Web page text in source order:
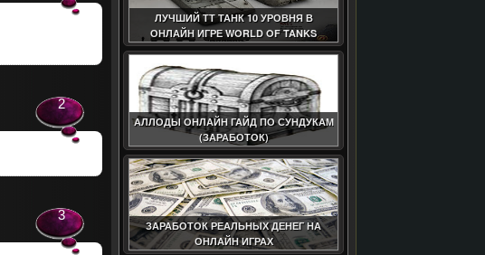
2
3
ЛУЧШИЙ ТТ ТАНК 10 УРОВНЯ В
ОНЛАЙН ИГРЕ WORLD OF TANKS
АЛЛОДЫ ОНЛАЙН ГАЙД ПО СУНДУКАМ
(ЗАРАБОТОК)
ЗАРАБОТОК РЕАЛЬНЫХ ДЕНЕГ НА
ОНЛАЙН ИГРАХ